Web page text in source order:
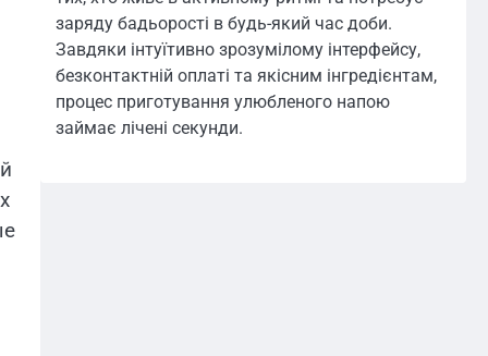
заряду бадьорості в будь-який час доби.
Завдяки інтуїтивно зрозумілому інтерфейсу,
безконтактній оплаті та якісним інгредієнтам,
процес приготування улюбленого напою
займає лічені секунди.